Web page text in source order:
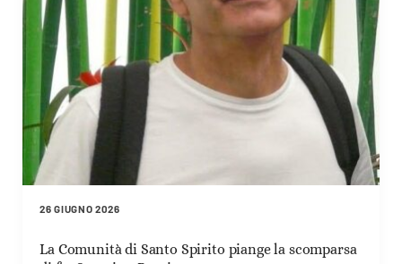
26 GIUGNO 2026
La Comunità di Santo Spirito piange la scomparsa